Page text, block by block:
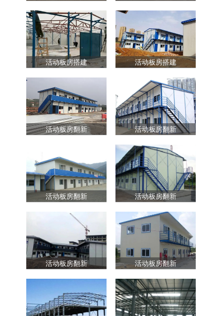
活动板房搭建 活动板房搭建
活动板房翻新 活动板房翻新
活动板房翻新 活动板房翻新
活动板房翻新 活动板房翻新